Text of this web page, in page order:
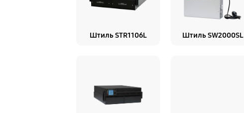
Штиль STR1106L Штиль SW2000SL